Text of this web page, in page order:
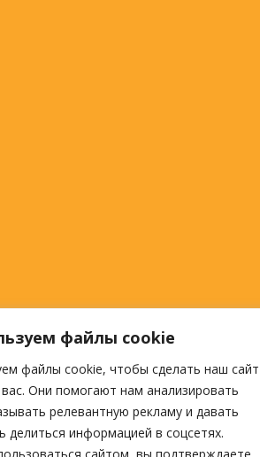
файлы cookie
файлы cookie, чтобы сделать наш сайт
Они помогают нам анализировать
релевантную рекламу и давать
делиться информацией в соцсетях.